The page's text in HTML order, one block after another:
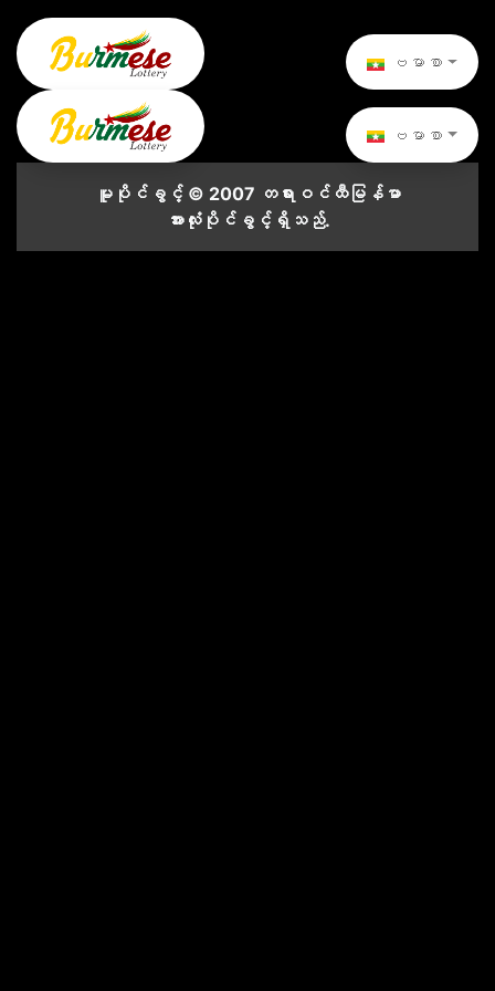
ဗမာစာ
ဗမာစာ
မူပိုင်ခွင့် © 2007 တရားဝင်ထီမြန်မာ
အားလုံးပိုင်ခွင့်ရှိသည်.